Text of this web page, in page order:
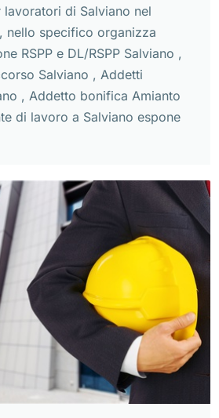
di Salviano nel
nello specifico organizza
RSPP e DL/RSPP Salviano ,
Salviano , Addetti
, Addetto bonifica Amianto
di lavoro a Salviano espone